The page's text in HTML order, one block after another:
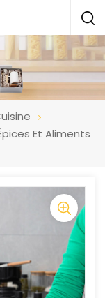
Et Aliments